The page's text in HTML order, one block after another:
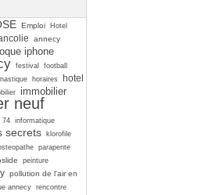
Emploi
Hotel
annecy
iphone
festival
football
horaires
hotel
immobilier
neuf
74 informatique
secrets
klorofile
parapente
peinture
pollution de l'air en
annecy rencontre